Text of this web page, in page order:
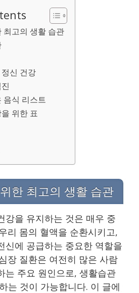
최고의 생활 습관
신 건강
음식 리스트
위한 표
한 최고의 생활 습관
강을 유지하는 것은 매우 중
리 몸의 혈액을 순환시키고,
신에 공급하는 중요한 역할을
장 질환은 여전히 많은 사람
는 주요 원인으로, 생활습관
는 것이 가능합니다. 이 글에